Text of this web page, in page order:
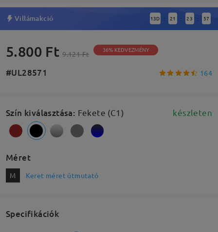
Villámakció 13D : 21 : 23 : 56
5.800 Ft 9.121 Ft 36% KEDVEZMÉNY
#UL28571 164
Szín kiválasztása: Fekete (C1) készleten
Méret
M Keret méret útmutató
Specifikációk